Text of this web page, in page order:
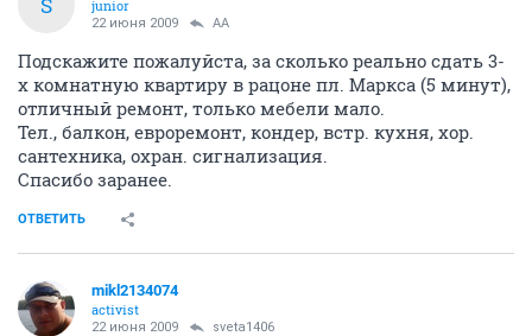
junior
22 июня 2009 AA
Подскажите пожалуйста, за сколько реально сдать 3-
х комнатную квартиру в рацоне пл. Маркса (5 минут),
отличный ремонт, только мебели мало.
Тел., балкон, евроремонт, кондер, встр. кухня, хор.
сантехника, охран. сигнализация.
Спасибо заранее.
ОТВЕТИТЬ
mikl2134074
activist
22 июня 2009 sveta1406